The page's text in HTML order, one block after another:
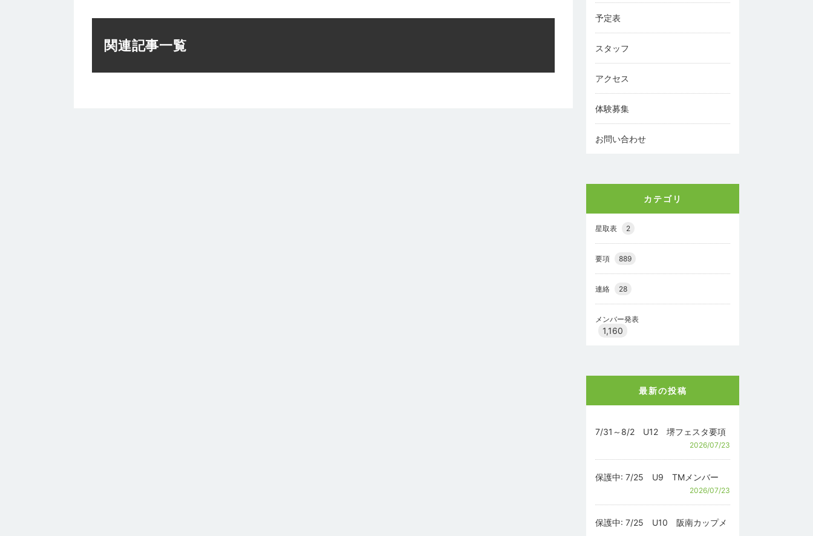
関連記事一覧
予定表
スタッフ
アクセス
体験募集
お問い合わせ
カテゴリ
星取表 2
要項 889
連絡 28
メンバー発表
1,160
最新の投稿
7/31～8/2 U12 堺フェスタ要項
2026/07/23
保護中: 7/25 U9 TMメンバー
2026/07/23
保護中: 7/25 U10 阪南カップメ